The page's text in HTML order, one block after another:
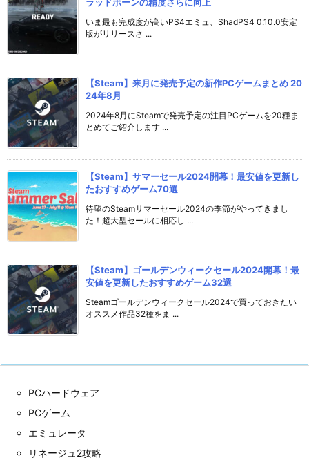
いま最も完成度が高いPS4エミュ、ShadPS4 0.10.0安定
版がリリースさ ...
【Steam】来月に発売予定の新作PCゲームまとめ 20
24年8月
2024年8月にSteamで発売予定の注目PCゲームを20種ま
とめてご紹介します ...
【Steam】サマーセール2024開幕！最安値を更新し
たおすすめゲーム70選
待望のSteamサマーセール2024の季節がやってきまし
た！超大型セールに相応し ...
【Steam】ゴールデンウィークセール2024開幕！最
安値を更新したおすすめゲーム32選
Steamゴールデンウィークセール2024で買っておきたい
オススメ作品32種をま ...
PCハードウェア
PCゲーム
エミュレータ
リネージュ2攻略